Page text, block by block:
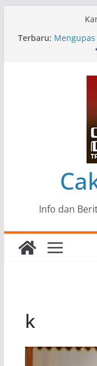
Terbaru: Pameran
Kota
Menjaga
(BHS)
Pameran
Derita
Info dan
k